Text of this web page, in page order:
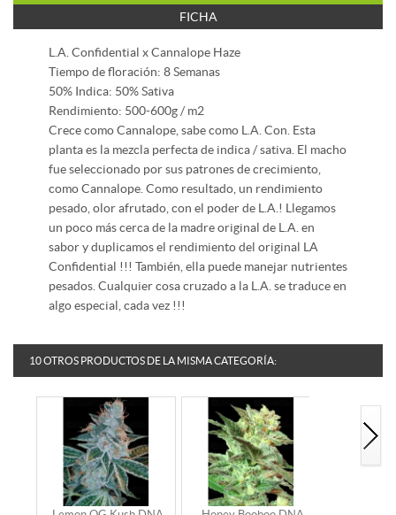
FICHA
L.A. Confidential x Cannalope Haze
Tiempo de floración: 8 Semanas
50% Indica: 50% Sativa
Rendimiento: 500-600g / m2
Crece como Cannalope, sabe como L.A. Con. Esta
planta es la mezcla perfecta de indica / sativa. El macho
fue seleccionado por sus patrones de crecimiento,
como Cannalope. Como resultado, un rendimiento
pesado, olor afrutado, con el poder de L.A.! Llegamos
un poco más cerca de la madre original de L.A. en
sabor y duplicamos el rendimiento del original LA
Confidential !!! También, ella puede manejar nutrientes
pesados. Cualquier cosa cruzado a la L.A. se traduce en
algo especial, cada vez !!!
10 OTROS PRODUCTOS DE LA MISMA CATEGORÍA: